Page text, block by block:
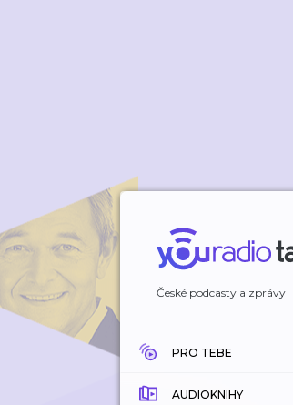
České podcasty a zprávy
PRO TEBE
AUDIOKNIHY